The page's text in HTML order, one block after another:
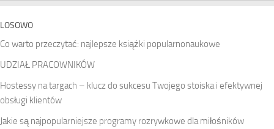
LOSOWO
Co warto przeczytać: najlepsze książki popularnonaukowe
UDZIAŁ PRACOWNIKÓW
Hostessy na targach – klucz do sukcesu Twojego stoiska i efektywnej
obsługi klientów
Jakie są najpopularniejsze programy rozrywkowe dla miłośników